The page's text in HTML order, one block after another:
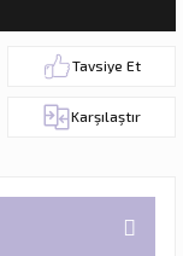
Tavsiye Et
Karşılaştır